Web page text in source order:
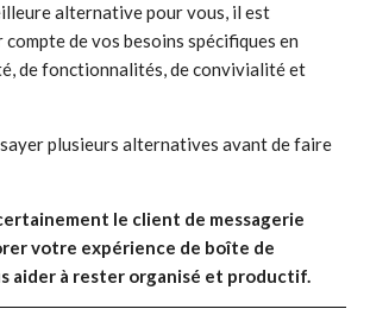
alternative pour vous, il est
de vos besoins spécifiques en
de fonctionnalités, de convivialité et
plusieurs alternatives avant de faire
le client de messagerie
votre expérience de boîte de
aider à rester organisé et productif.